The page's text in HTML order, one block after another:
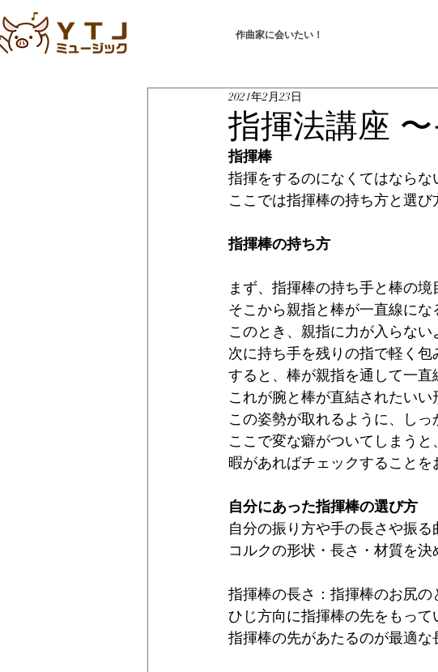
作曲家に会いたい！
指揮法講座
2021年2月23日
指揮棒
指揮をするのになくてはならな
ここでは指揮棒の持ち方と選び
指揮棒の持ち方
まず、指揮棒の持ち手と棒の境
そこから親指と棒が一直線にな
このとき、親指に力が入らない
次に持ち手を残りの指で軽く包
すると、棒が親指を通して一直
これが腕と棒が直結されたいい
この姿勢が取れるように、しっ
ここで変な癖がついてしまうと
暇があればチェックすることを
自分にあった指揮棒の選び方
自分の振り方や手の長さや振る
コルクの形状・長さ・材質を決
指揮棒の長さ：指揮棒のお尻の
ひじ方向に指揮棒の先をもっ
指揮棒の先があたるのが最適な